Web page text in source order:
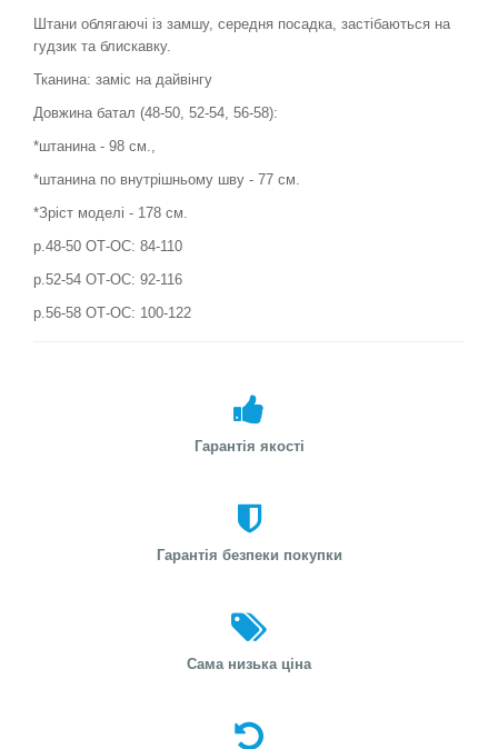
Штани облягаючі із замшу, середня посадка, застібаються на
гудзик та блискавку.
Тканина: заміс на дайвінгу
Довжина батал (48-50, 52-54, 56-58):
*штанина - 98 см.,
*штанина по внутрішньому шву - 77 см.
*Зріст моделі - 178 см.
р.48-50 ОТ-ОС: 84-110
р.52-54 ОТ-ОС: 92-116
р.56-58 ОТ-ОС: 100-122
Гарантія якості
Гарантія безпеки покупки
Сама низька ціна